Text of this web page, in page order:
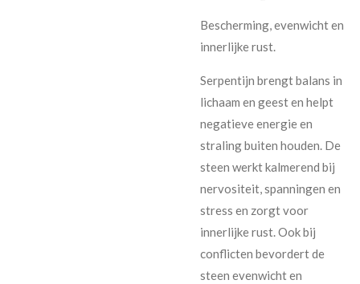
Bescherming, evenwicht en
innerlijke rust.
Serpentijn brengt balans in
lichaam en geest en helpt
negatieve energie en
straling buiten houden. De
steen werkt kalmerend bij
nervositeit, spanningen en
stress en zorgt voor
innerlijke rust. Ook bij
conflicten bevordert de
steen evenwicht en